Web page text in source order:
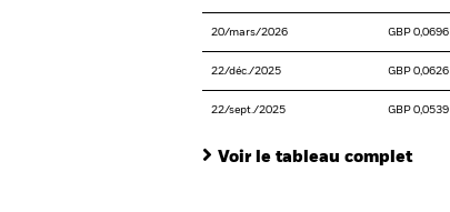
20/mars/2026 GBP 0,0696
22/déc./2025 GBP 0,0626
22/sept./2025 GBP 0,0539
Voir le tableau complet